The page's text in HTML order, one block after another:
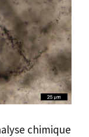
chimique